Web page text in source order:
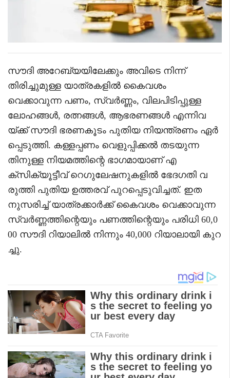
സൗദി അറേബ്യയിലേക്കും അവിടെ നിന്ന്
തിരിച്ചുമുള്ള യാത്രകളിൽ കൈവശം
വെക്കാവുന്ന പണം, സ്വർണ്ണം, വിലപിടിപ്പുള്ള
ലോഹങ്ങൾ, രത്നങ്ങൾ, ആഭരണങ്ങൾ എന്നിവ
യ്ക്ക് സൗദി ഭരണകൂടം പുതിയ നിയന്ത്രണം ഏർ
പ്പെടുത്തി. കള്ളപ്പണം വെളുപ്പിക്കൽ തടയുന്ന
തിനുള്ള നിയമത്തിന്റെ ഭാഗമായാണ് എ
ക്സിക്യൂട്ടീവ് റെഗുലേഷനുകളിൽ ഭേദഗതി വ
രുത്തി പുതിയ ഉത്തരവ് പുറപ്പെടുവിച്ചത്. ഇത
നുസരിച്ച് യാത്രക്കാർക്ക് കൈവശം വെക്കാവുന്ന
സ്വർണ്ണത്തിന്റെയും പണത്തിന്റെയും പരിധി 60,0
00 സൗദി റിയാലിൽ നിന്നും 40,000 റിയാലായി കുറ
ച്ചു.